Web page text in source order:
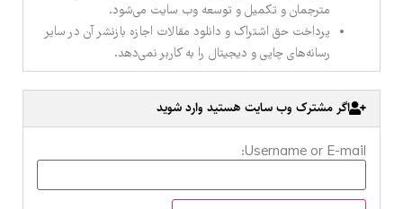
مترجمان و تکمیل و توسعه وب سایت می‌شود.
پرداخت حق اشتراک و دانلود مقالات اجازه بازنشر آن در سایر
رسانه‌های چاپی و دیجیتال را به کاربر نمی‌دهد.
اگر مشترک وب سایت هستید وارد شوید
Username or E-mail: